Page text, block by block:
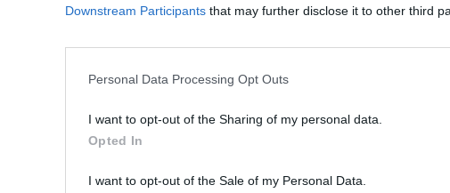
Downstream Participants that may further disclose it to other third
Personal Data Processing Opt Outs
I want to opt-out of the Sharing of my personal data.
Opted In
I want to opt-out of the Sale of my Personal Data.
Wenn die Zwetschkenhaut sich leicht nach
Der Zwetschkenröster ist eine ideale Beilage zum
Mittel
Anzeige